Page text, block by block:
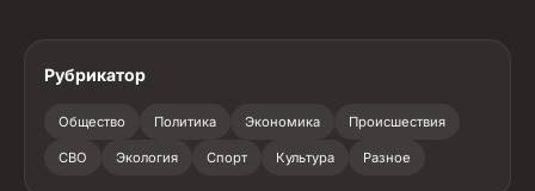
Рубрикатор
Общество Политика Экономика Происшествия
СВО Экология Спорт Культура Разное